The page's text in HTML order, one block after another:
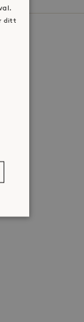
ditt